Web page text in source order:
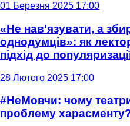
01 Березня 2025 17:00
«Не нав'язувати, а
однодумців»: як
підхід до
28 Лютого 2025 17:00
#НеМовчи: чому
проблему